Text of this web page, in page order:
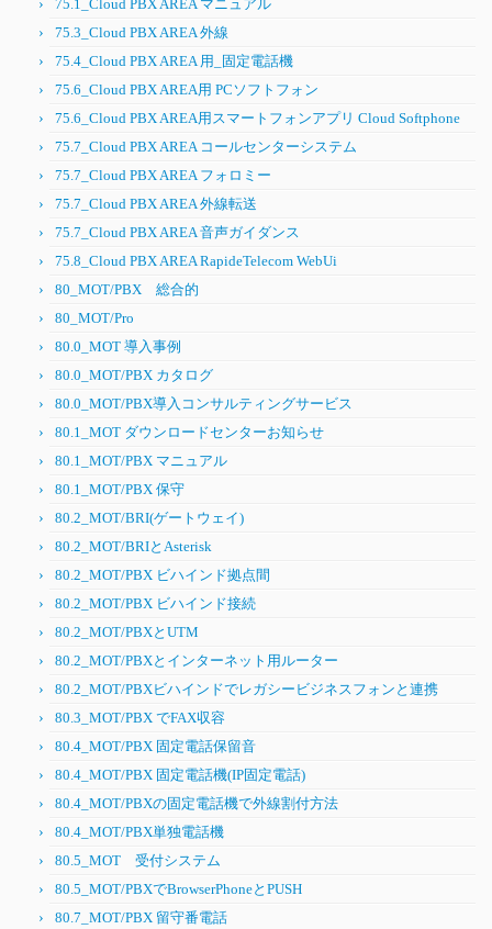
75.1_Cloud PBX AREA マニュアル
75.3_Cloud PBX AREA 外線
75.4_Cloud PBX AREA 用_固定電話機
75.6_Cloud PBX AREA用 PCソフトフォン
75.6_Cloud PBX AREA用スマートフォンアプリ Cloud Softphone
75.7_Cloud PBX AREA コールセンターシステム
75.7_Cloud PBX AREA フォロミー
75.7_Cloud PBX AREA 外線転送
75.7_Cloud PBX AREA 音声ガイダンス
75.8_Cloud PBX AREA RapideTelecom WebUi
80_MOT/PBX 総合的
80_MOT/Pro
80.0_MOT 導入事例
80.0_MOT/PBX カタログ
80.0_MOT/PBX導入コンサルティングサービス
80.1_MOT ダウンロードセンターお知らせ
80.1_MOT/PBX マニュアル
80.1_MOT/PBX 保守
80.2_MOT/BRI(ゲートウェイ)
80.2_MOT/BRIとAsterisk
80.2_MOT/PBX ビハインド拠点間
80.2_MOT/PBX ビハインド接続
80.2_MOT/PBXとUTM
80.2_MOT/PBXとインターネット用ルーター
80.2_MOT/PBXビハインドでレガシービジネスフォンと連携
80.3_MOT/PBX でFAX収容
80.4_MOT/PBX 固定電話保留音
80.4_MOT/PBX 固定電話機(IP固定電話)
80.4_MOT/PBXの固定電話機で外線割付方法
80.4_MOT/PBX単独電話機
80.5_MOT 受付システム
80.5_MOT/PBXでBrowserPhoneとPUSH
80.7_MOT/PBX 留守番電話